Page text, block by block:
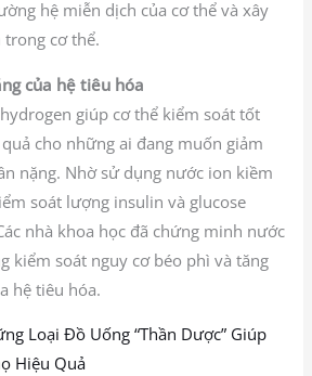
hệ miễn dịch của cơ thể và xây
trong cơ thể.
của hệ tiêu hóa
giúp cơ thể kiểm soát tốt
cho những ai đang muốn giảm
nặng. Nhờ sử dụng nước ion kiềm
soát lượng insulin và glucose
nhà khoa học đã chứng minh nước
kiểm soát nguy cơ béo phì và tăng
hệ tiêu hóa.
Loại Đồ Uống “Thần Dược” Giúp
Hiệu Quả